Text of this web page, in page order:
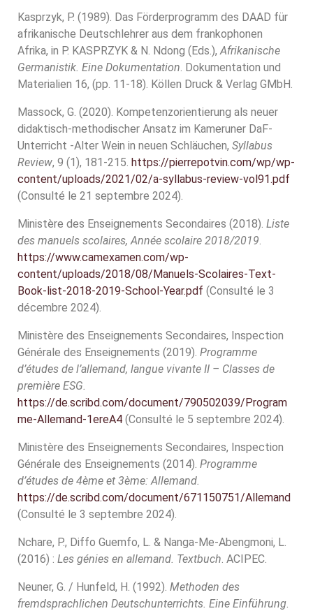
Kasprzyk, P. (1989). Das Förderprogramm des DAAD für
afrikanische Deutschlehrer aus dem frankophonen
Afrika, in P. KASPRZYK & N. Ndong (Eds.),Afrikanische
Germanistik. Eine Dokumentation. Dokumentation und
Materialien 16, (pp. 11-18). Köllen Druck & Verlag GMbH.
Massock, G. (2020). Kompetenzorientierung als neuer
didaktisch-methodischer Ansatz im Kameruner DaF-
Unterricht -Alter Wein in neuen Schläuchen, Syllabus
Review, 9 (1), 181-215. https://pierrepotvin.com/wp/wp-
content/uploads/2021/02/a-syllabus-review-vol91.pdf
(Consulté le 21 septembre 2024).
Ministère des Enseignements Secondaires (2018). Liste
des manuels scolaires, Année scolaire 2018/2019.
https://www.camexamen.com/wp-
content/uploads/2018/08/Manuels-Scolaires-Text-
Book-list-2018-2019-School-Year.pdf (Consulté le 3
décembre 2024).
Ministère des Enseignements Secondaires, Inspection
Générale des Enseignements (2019). Programme
d’études de l’allemand, langue vivante II – Classes de
première ESG.
https://de.scribd.com/document/790502039/Program
me-Allemand-1ereA4 (Consulté le 5 septembre 2024).
Ministère des Enseignements Secondaires, Inspection
Générale des Enseignements (2014). Programme
d’études de 4ème et 3ème: Allemand.
https://de.scribd.com/document/671150751/Allemand
(Consulté le 3 septembre 2024).
Nchare, P., Diffo Guemfo, L. & Nanga-Me-Abengmoni, L.
(2016) : Les génies en allemand. Textbuch. ACIPEC.
Neuner, G. / Hunfeld, H. (1992). Methoden des
fremdsprachlichen Deutschunterrichts. Eine Einführung.